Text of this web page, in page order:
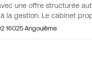
une offre structurée
la gestion. Le cabinet
adaptée aux
pour mieux gérer l’activité
16025 Angoulême